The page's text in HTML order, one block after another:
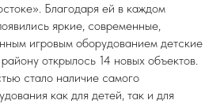
Благодаря ей в каждом
яркие, современные,
игровым оборудованием детские
открылось 14 новых объектов.
стало наличие самого
как для детей, так и для